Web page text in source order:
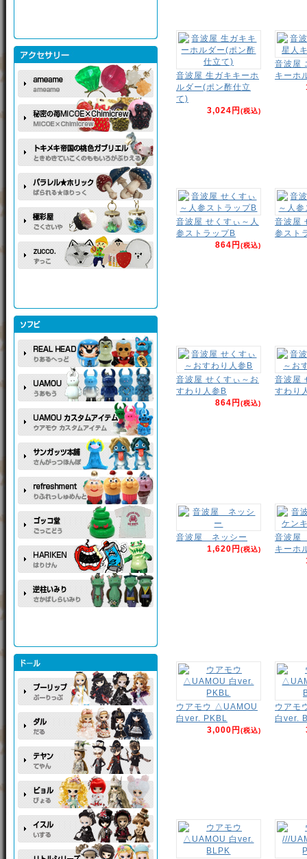
音波屋 生ガキキーホ
ルダー(ポン酢仕立
て)
3,024円(税込)
音波屋
キーホ
音波屋 せくすぃ～人
参ストラップB
864円(税込)
音波屋
参スト
音波屋 せくすぃ～お
すわり人参B
864円(税込)
音波屋
すわり
音波屋 ネッシー
1,620円(税込)
音波
キーホ
ウアモウ △UAMOU
白ver. PKBL
3,000円(税込)
ウアモ
白ver.